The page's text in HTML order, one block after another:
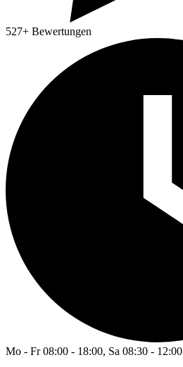
527+ Bewertungen
Mo - Fr 08:00 - 18:00, Sa 08:30 - 12:00